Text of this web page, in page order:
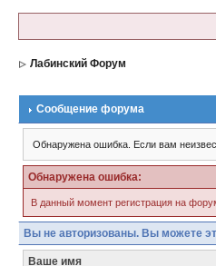
Лабинский Форум
Сообщение форума
Обнаружена ошибка. Если вам
Обнаружена ошибка:
В данный момент регистрация на
Вы не авторизованы. Вы можете
Ваше имя